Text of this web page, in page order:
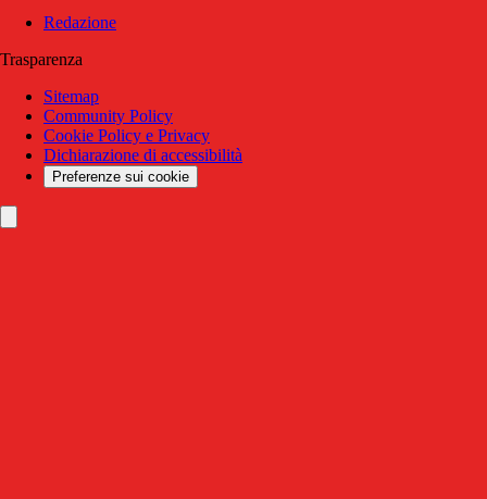
Redazione
Trasparenza
Sitemap
Community Policy
Cookie Policy e Privacy
Dichiarazione di accessibilità
Preferenze sui cookie